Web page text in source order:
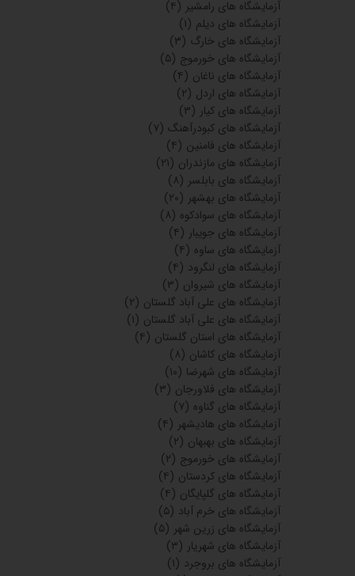
آزمایشگاه های رامشیر (۴)
آزمایشگاه های دیلم (۱)
آزمایشگاه های خارگ (۳)
آزمایشگاه های خورموج (۵)
آزمایشگاه های ناغان (۴)
آزمایشگاه های اردل (۲)
آزمایشگاه های کیار (۳)
آزمایشگاه های کبودرآهنگ (۷)
آزمایشگاه های فامنین (۴)
آزمایشگاه های مازندران (۲۱)
آزمایشگاه های بابلسر (۸)
آزمایشگاه های بهشهر (۲۰)
آزمایشگاه های سوادکوه (۸)
آزمایشگاه های جویبار (۴)
آزمایشگاه های ساوه (۴)
آزمایشگاه های لنگرود (۴)
آزمایشگاه های شیروان (۳)
آزمایشگاه های علی آباد گلستان (۲)
آزمایشگاه های علی آباد گلستان (۱)
آزمایشگاه های استان گلستان (۴)
آزمایشگاه های کاشان (۸)
آزمایشگاه های شهرضا (۱۰)
آزمایشگاه های فلاورجان (۳)
آزمایشگاه های گناوه (۷)
آزمایشگاه های هادیشهر (۴)
آزمایشگاه های بهبهان (۲)
آزمایشگاه های خورموج (۲)
آزمایشگاه های کردستان (۴)
آزمایشگاه های گلپایگان (۴)
آزمایشگاه های خرم آباد (۵)
آزمایشگاه های زرین شهر (۵)
آزمایشگاه های شهریار (۳)
آزمایشگاه های بروجرد (۱)